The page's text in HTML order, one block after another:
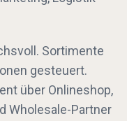
Sortimente
gesteuert.
über Onlineshop,
Wholesale-Partner